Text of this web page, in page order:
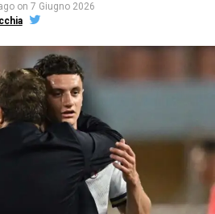
on 7 Giugno 2026